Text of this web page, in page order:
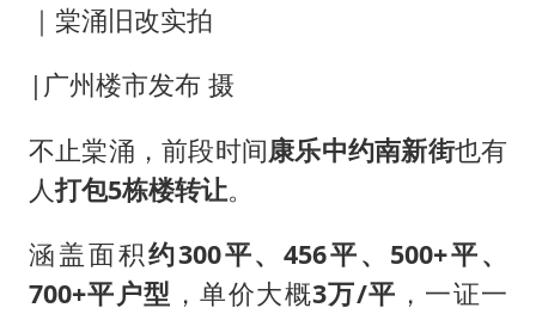
｜棠涌旧改实拍
|广州楼市发布 摄
不止棠涌，前段时间康乐中约南新街也有
人打包5栋楼转让。
涵盖面积约300平、456平、500+平、
700+平户型 ，单价大概3万/平 ，一证一